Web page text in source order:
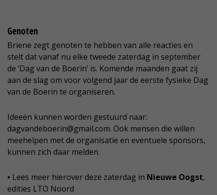
Genoten
Briene zegt genoten te hebben van alle reacties en
stelt dat vanaf nu elke tweede zaterdag in september
de ‘Dag van de Boerin’ is. Komende maanden gaat zij
aan de slag om voor volgend jaar de eerste fysieke Dag
van de Boerin te organiseren.
Ideeën kunnen worden gestuurd naar:
dagvandeboerin@gmail.com. Ook mensen die willen
meehelpen met de organisatie en eventuele sponsors,
kunnen zich daar melden.
• Lees meer hierover deze zaterdag in Nieuwe Oogst,
edities LTO Noord